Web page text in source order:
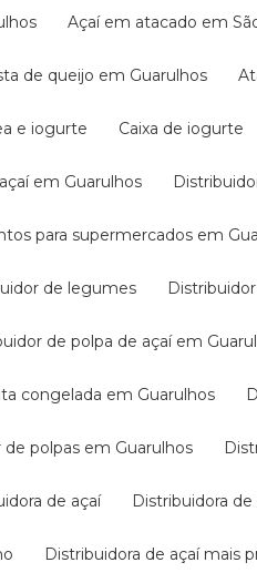
Açaí em atacado em
de queijo em Guarulhos
e iogurte Caixa de iogurte
em Guarulhos
para supermercados em
de legumes
de polpa de açaí em
congelada em Guarulhos
de polpas em Guarulhos
de açaí Distribuidora
Distribuidora de açaí mais